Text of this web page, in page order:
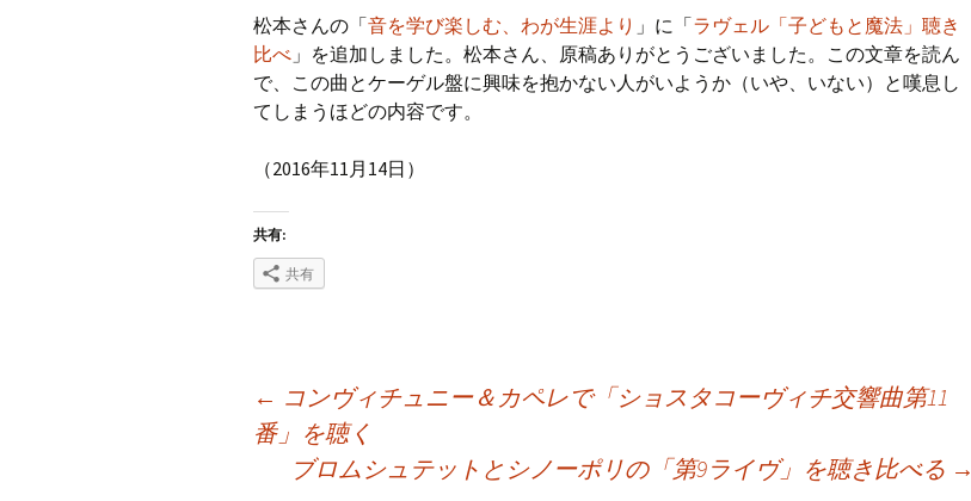
松本さんの「音を学び楽しむ、わが生涯より 」に「ラヴェル「子どもと魔法」聴き
比べ 」を追加しました。松本さん、原稿ありがとうございました。この文章を読ん
で、この曲とケーゲル盤に興味を抱かない人がいようか（いや、いない）と嘆息し
てしまうほどの内容です。
（2016年11月14日）
共有:
共有
← コンヴィチュニー＆カペレで「ショスタコーヴィチ交響曲第11
番」を聴く
ブロムシュテットとシノーポリの「第9ライヴ」を聴き比べる →